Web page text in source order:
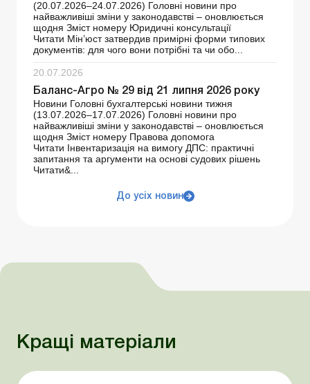
(20.07.2026–24.07.2026) Головні новини про
найважливіші зміни у законодавстві – оновлюється
щодня Зміст номеру Юридичні консультації
Читати Мін’юст затвердив примірні форми типових
документів: для чого вони потрібні та чи обо...
20.07.2026
Баланс-Агро № 29 від 21 липня 2026 року
Новини Головні бухгалтерські новини тижня
(13.07.2026–17.07.2026) Головні новини про
найважливіші зміни у законодавстві – оновлюється
щодня Зміст номеру Правова допомога
Читати Інвентаризація на вимогу ДПС: практичні
запитання та аргументи на основі судових рішень
Читати&...
До усіх новин
Кращі матеріали